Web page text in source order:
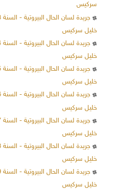
سركيس
خليل سركيس
خليل سركيس
خليل سركيس
خليل سركيس
خليل سركيس
خليل سركيس
خليل سركيس